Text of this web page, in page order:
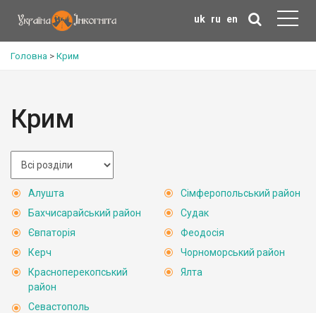
uk ru en
Головна > Крим
Крим
Алушта
Бахчисарайський район
Євпаторія
Керч
Красноперекопський
район
Севастополь
Сімферопольський район
Судак
Феодосія
Чорноморський район
Ялта